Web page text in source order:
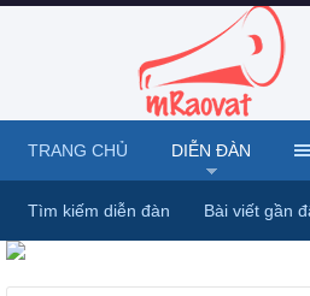
TRANG CHỦ DIỄN ĐÀN
Tìm kiếm diễn đàn Bài viết gần